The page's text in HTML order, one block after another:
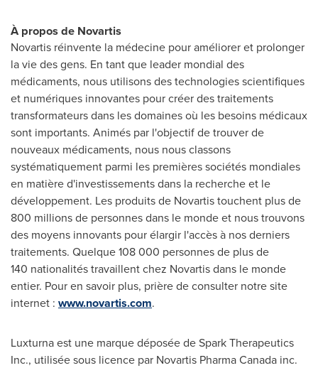
À propos de Novartis
Novartis réinvente la médecine pour améliorer et prolonger
la vie des gens. En tant que leader mondial des
médicaments, nous utilisons des technologies scientifiques
et numériques innovantes pour créer des traitements
transformateurs dans les domaines où les besoins médicaux
sont importants. Animés par l'objectif de trouver de
nouveaux médicaments, nous nous classons
systématiquement parmi les premières sociétés mondiales
en matière d'investissements dans la recherche et le
développement. Les produits de Novartis touchent plus de
800 millions de personnes dans le monde et nous trouvons
des moyens innovants pour élargir l'accès à nos derniers
traitements. Quelque 108 000 personnes de plus de
140 nationalités travaillent chez Novartis dans le monde
entier. Pour en savoir plus, prière de consulter notre site
internet : www.novartis.com.
Luxturna est une marque déposée de Spark Therapeutics
Inc., utilisée sous licence par Novartis Pharma Canada inc.